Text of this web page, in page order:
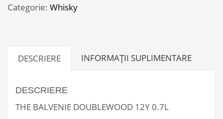
Categorie: Whisky
DESCRIERE INFORMAȚII SUPLIMENTARE
DESCRIERE
THE BALVENIE DOUBLEWOOD 12Y 0.7L